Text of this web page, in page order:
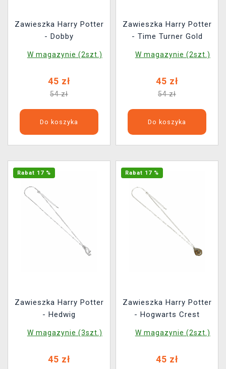
Zawieszka Harry Potter
- Dobby
W magazynie (2szt.)
45 zł
54 zł
Do koszyka
Zawieszka Harry Potter
- Time Turner Gold
W magazynie (2szt.)
45 zł
54 zł
Do koszyka
Rabat 17 %
Zawieszka Harry Potter
- Hedwig
W magazynie (3szt.)
45 zł
Rabat 17 %
Zawieszka Harry Potter
- Hogwarts Crest
W magazynie (2szt.)
45 zł